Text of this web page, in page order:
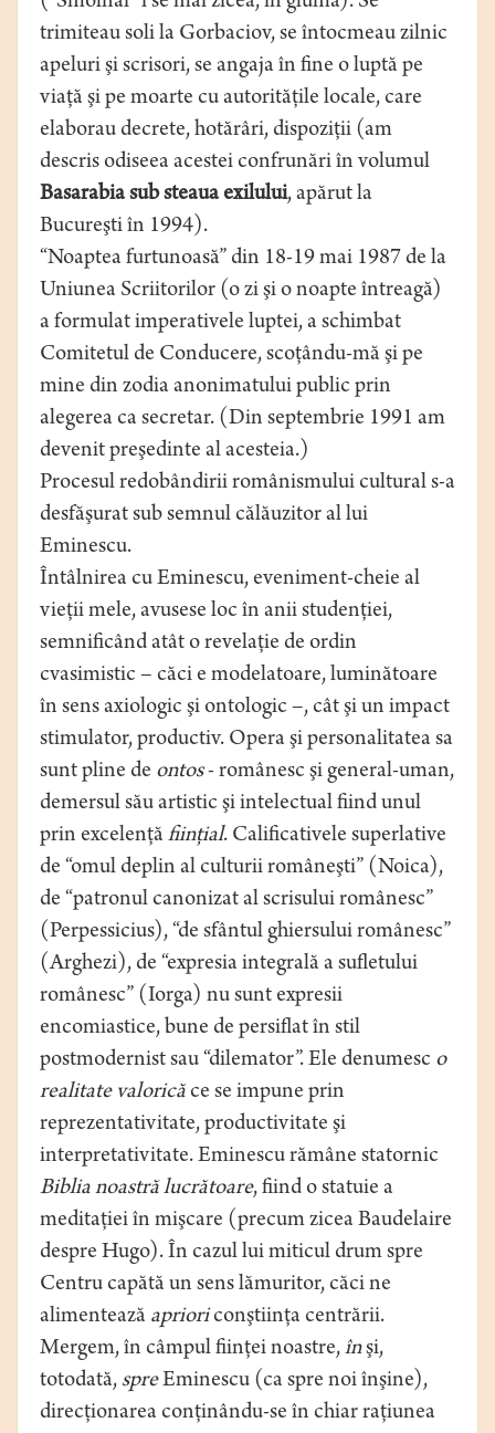
trimiteau soli la Gorbaciov, se întocmeau zilnic
apeluri şi scrisori, se angaja în fine o luptă pe
viaţă şi pe moarte cu autorităţile locale, care
elaborau decrete, hotărâri, dispoziţii (am
descris odiseea acestei confrunări în volumul
Basarabia sub steaua exilului, apărut la
Bucureşti în 1994).
“Noaptea furtunoasă” din 18-19 mai 1987 de la
Uniunea Scriitorilor (o zi şi o noapte întreagă)
a formulat imperativele luptei, a schimbat
Comitetul de Conducere, scoţându-mă şi pe
mine din zodia anonimatului public prin
alegerea ca secretar. (Din septembrie 1991 am
devenit preşedinte al acesteia.)
Procesul redobândirii românismului cultural s-a
desfăşurat sub semnul călăuzitor al lui
Eminescu.
Întâlnirea cu Eminescu, eveniment-cheie al
vieţii mele, avusese loc în anii studenţiei,
semnificând atât o revelaţie de ordin
cvasimistic – căci e modelatoare, luminătoare
în sens axiologic şi ontologic –, cât şi un impact
stimulator, productiv. Opera şi personalitatea sa
sunt pline de ontos- românesc şi general-uman,
demersul său artistic şi intelectual fiind unul
prin excelenţă fiinţial. Calificativele superlative
de “omul deplin al culturii româneşti” (Noica),
de “patronul canonizat al scrisului românesc”
(Perpessicius), “de sfântul ghiersului românesc”
(Arghezi), de “expresia integrală a sufletului
românesc” (Iorga) nu sunt expresii
encomiastice, bune de persiflat în stil
postmodernist sau “dilemator”. Ele denumesc o
realitate valorică ce se impune prin
reprezentativitate, productivitate şi
interpretativitate. Eminescu rămâne statornic
Biblia noastră lucrătoare, fiind o statuie a
meditaţiei în mişcare (precum zicea Baudelaire
despre Hugo). În cazul lui miticul drum spre
Centru capătă un sens lămuritor, căci ne
alimentează aprioriconştiinţa centrării.
Mergem, în câmpul fiinţei noastre,înşi,
totodată, spreEminescu (ca spre noi înşine),
direcţionarea conţinându-se în chiar raţiunea